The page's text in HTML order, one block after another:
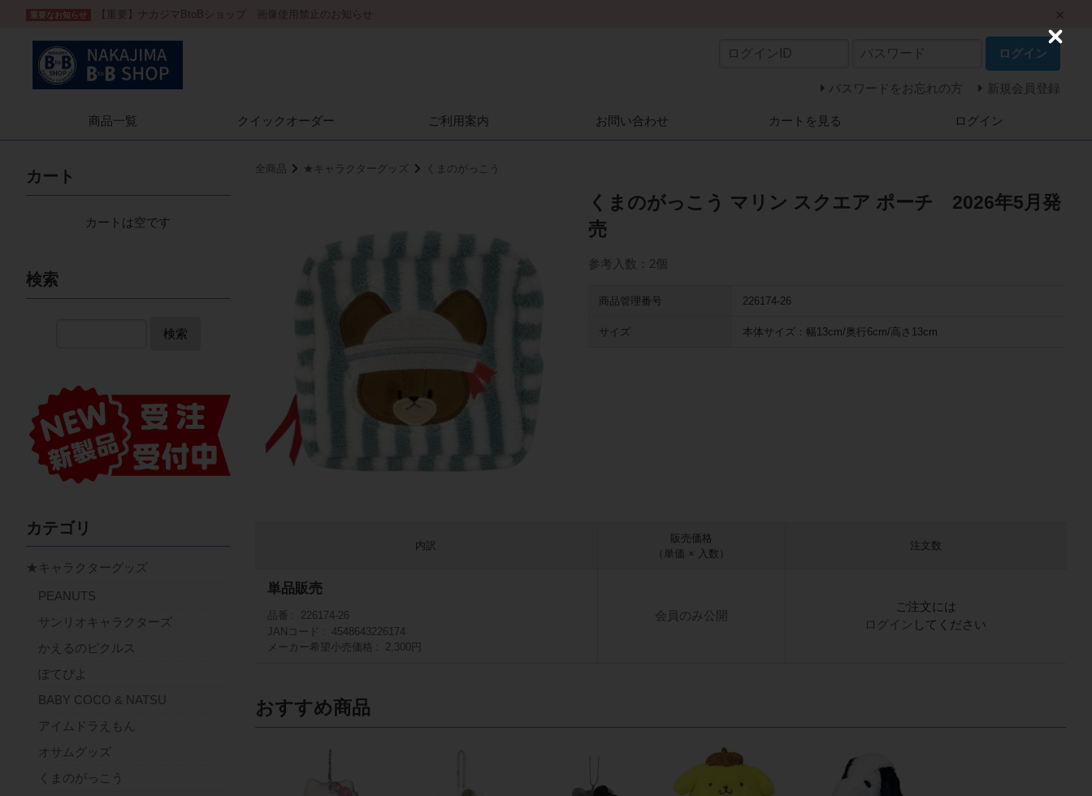
重要なお知らせ 【重要】ナカジマBtoBショップ 画像使用禁止のお知らせ
ログイン
パスワードをお忘れの方 新規会員登録
商品一覧 クイック オーダー ご利用案内 お問い合わせ カートを見る ログイン
全商品 ★キャラクターグッズ くまのがっこう
くまのがっこう マリン スクエア ポーチ 2026年5月発
売
参考入数：2個
商品管理番号 226174-26
サイズ 本体サイズ：幅13cm/奥行6cm/高さ13cm
内訳
販売価格
（単価 × 入数）
注文数
単品販売
品番
226174-26
JANコード
4548643226174
メーカー希望小売価格
2,300円
会員のみ公開
ご注文には
ログイン してください
おすすめ商品
カート
カートは空です
検索
検索
カテゴリ
★キャラクターグッズ
PEANUTS
サンリオキャラクターズ
かえるのピクルス
ぽてぴよ
BABY COCO & NATSU
アイムドラえもん
オサムグッズ
くまのがっこう
C
o
s
e